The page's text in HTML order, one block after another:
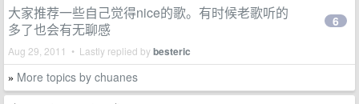
大家推荐一些自己觉得nice的歌。有时候老歌听的
多了也会有无聊感
Aug 29, 2011 • Lastly replied bybesteric
6
» More topics by chuanes